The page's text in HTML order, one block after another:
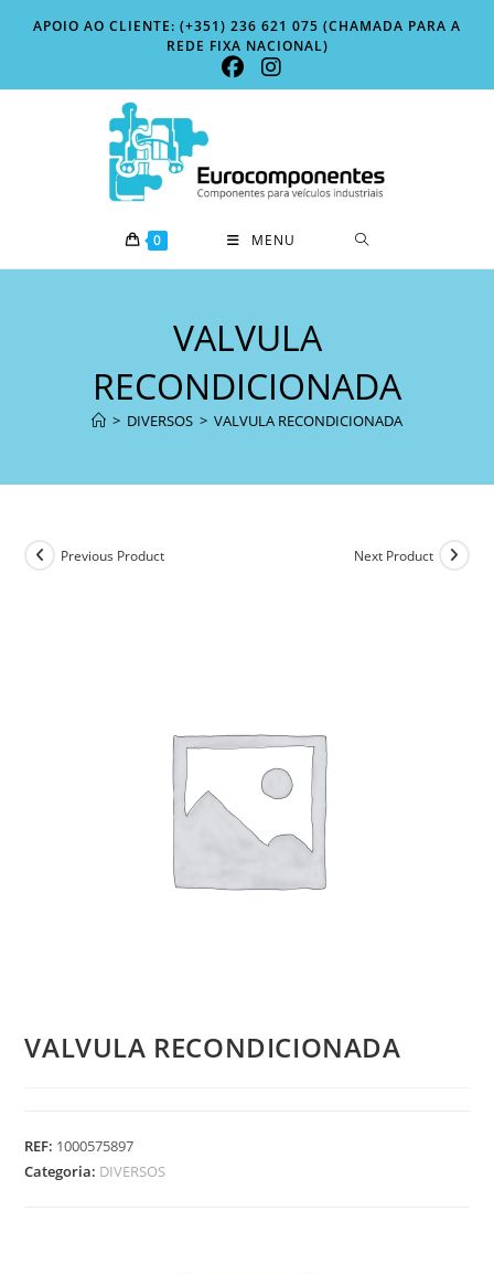
APOIO AO CLIENTE: (+351) 236 621 075 (CHAMADA PARA A
REDE FIXA NACIONAL)
0 MENU
VALVULA
RECONDICIONADA
> DIVERSOS > VALVULA RECONDICIONADA
Previous Product Next Product
VALVULA RECONDICIONADA
REF: 1000575897
Categoria: DIVERSOS